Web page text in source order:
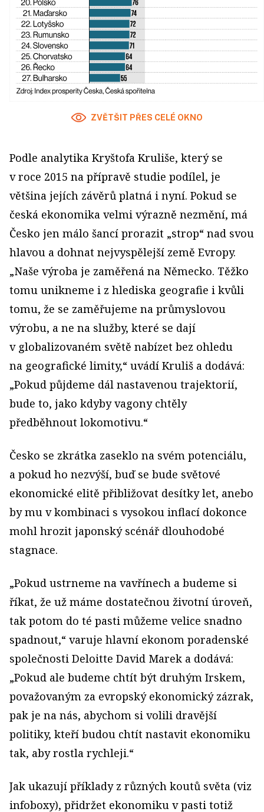
ZVĚTŠIT PŘES CELÉ OKNO
Podle analytika Kryštofa Kruliše, který se
v roce 2015 na přípravě studie podílel, je
většina jejích závěrů platná i nyní. Pokud se
česká ekonomika velmi výrazně nezmění, má
Česko jen málo šancí prorazit „strop“ nad svou
hlavou a dohnat nejvyspělejší země Evropy.
„Naše výroba je zaměřená na Německo. Těžko
tomu unikneme i z hlediska geografie i kvůli
tomu, že se zaměřujeme na průmyslovou
výrobu, a ne na služby, které se dají
v globalizovaném světě nabízet bez ohledu
na geografické limity,“ uvádí Kruliš a dodává:
„Pokud půjdeme dál nastavenou trajektorií,
bude to, jako kdyby vagony chtěly
předběhnout lokomotivu.“
Česko se zkrátka zaseklo na svém potenciálu,
a pokud ho nezvýší, buď se bude světové
ekonomické elitě přibližovat desítky let, anebo
by mu v kombinaci s vysokou inflací dokonce
mohl hrozit japonský scénář dlouhodobé
stagnace.
„Pokud ustrneme na vavřínech a budeme si
říkat, že už máme dostatečnou životní úroveň,
tak potom do té pasti můžeme velice snadno
spadnout,“ varuje hlavní ekonom poradenské
společnosti Deloitte David Marek a dodává:
„Pokud ale budeme chtít být druhým Irskem,
považovaným za evropský ekonomický zázrak,
pak je na nás, abychom si volili dravější
politiky, kteří budou chtít nastavit ekonomiku
tak, aby rostla rychleji.“
Jak ukazují příklady z různých koutů světa (viz
infoboxy), přidržet ekonomiku v pasti totiž